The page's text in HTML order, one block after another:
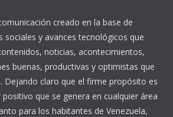
creado en la base de
sociales y avances tecnológicos que
noticias, acontecimientos,
buenas, productivas y optimistas que
Dejando claro que el firme propósito es
que se genera en cualquier área
para los habitantes de Venezuela,